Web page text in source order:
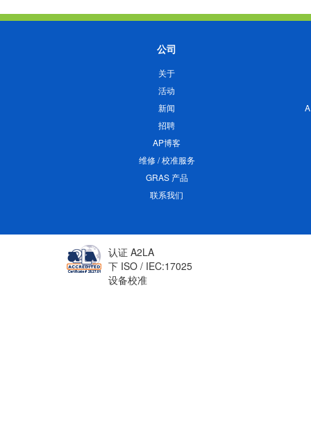
公司
关于
活动
新闻
招聘
AP博客
维修 / 校准服务
GRAS 产品
联系我们
认证 A2LA
下 ISO / IEC:17025
设备校准